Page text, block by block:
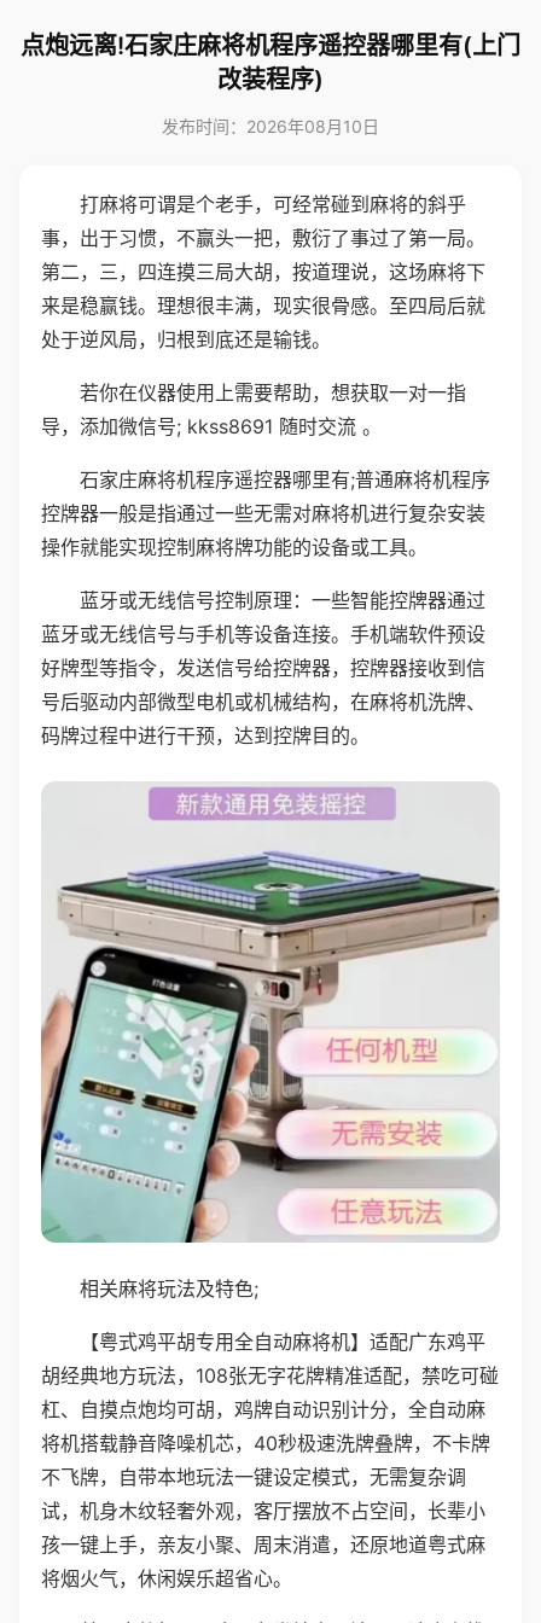
点炮远离!石家庄麻将机程序遥控器哪里有(上门
改装程序)
发布时间：2026年08月10日
打麻将可谓是个老手，可经常碰到麻将的斜乎
事，出于习惯，不赢头一把，敷衍了事过了第一局。
第二，三，四连摸三局大胡，按道理说，这场麻将下
来是稳赢钱。理想很丰满，现实很骨感。至四局后就
处于逆风局，归根到底还是输钱。
若你在仪器使用上需要帮助，想获取一对一指
导，添加微信号; kkss8691 随时交流 。
石家庄麻将机程序遥控器哪里有;普通麻将机程序
控牌器一般是指通过一些无需对麻将机进行复杂安装
操作就能实现控制麻将牌功能的设备或工具。
蓝牙或无线信号控制原理：一些智能控牌器通过
蓝牙或无线信号与手机等设备连接。手机端软件预设
好牌型等指令，发送信号给控牌器，控牌器接收到信
号后驱动内部微型电机或机械结构，在麻将机洗牌、
码牌过程中进行干预，达到控牌目的。
相关麻将玩法及特色;
【粤式鸡平胡专用全自动麻将机】适配广东鸡平
胡经典地方玩法，108张无字花牌精准适配，禁吃可碰
杠、自摸点炮均可胡，鸡牌自动识别计分，全自动麻
将机搭载静音降噪机芯，40秒极速洗牌叠牌，不卡牌
不飞牌，自带本地玩法一键设定模式，无需复杂调
试，机身木纹轻奢外观，客厅摆放不占空间，长辈小
孩一键上手，亲友小聚、周末消遣，还原地道粤式麻
将烟火气，休闲娱乐超省心。